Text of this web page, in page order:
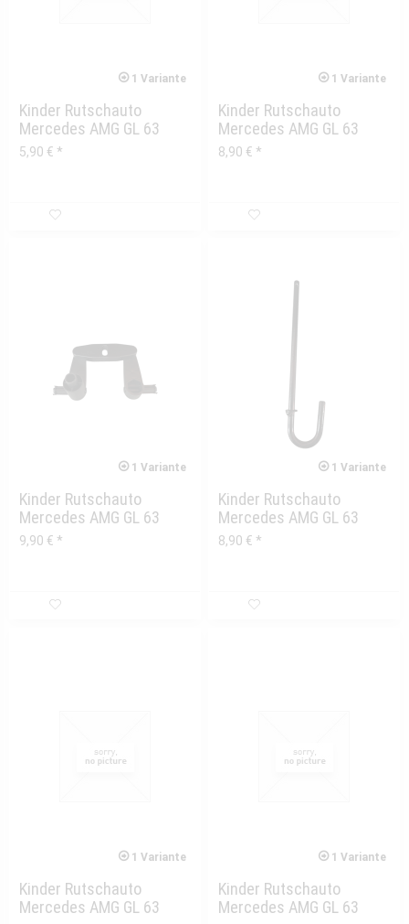
1 Variante
Kinder Rutschauto
Mercedes AMG GL 63
Radio/Soundmodul bis...
5,90 € *
1 Variante
Kinder Rutschauto
Mercedes AMG GL 63
Bremsscheibe mit...
8,90 € *
1 Variante
Kinder Rutschauto
Mercedes AMG GL 63
Vorderachse mit
9,90 € *
1 Variante
Kinder Rutschauto
Mercedes AMG GL 63
Lenkstange
8,90 € *
1 Variante
Kinder Rutschauto
Mercedes AMG GL 63
1 Variante
Kinder Rutschauto
Mercedes AMG GL 63